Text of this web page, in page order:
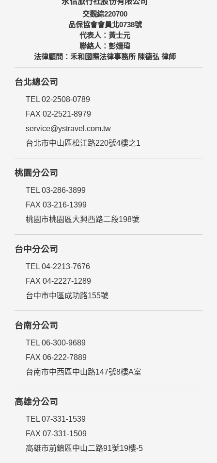
交觀綜220700
品保協會會員北0738號
代表人：黃士元
聯絡人：彭姍瑋
法律顧問：禾和國際法律事務所 陳德弘 律師
台北總公司
TEL 02-2508-0789
FAX 02-2521-8979
service@ystravel.com.tw
台北市中山區松江路220號4樓之1
桃園分公司
TEL 03-286-3899
FAX 03-216-1399
桃園市桃園區大興西路二段198號
台中分公司
TEL 04-2213-7676
FAX 04-2227-1289
台中市中區成功路155號
台南分公司
TEL 06-300-9689
FAX 06-222-7889
台南市中西區中山路147號8樓A室
高雄分公司
TEL 07-331-1539
FAX 07-331-1509
高雄市前鎮區中山二路91號19樓-5